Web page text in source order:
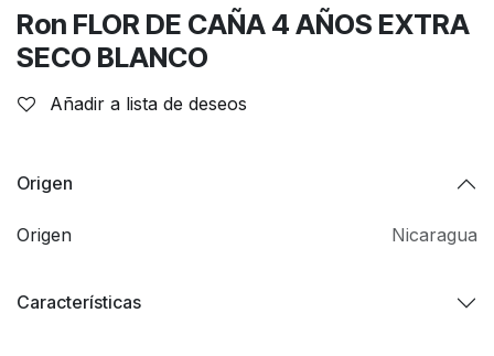
Ron FLOR DE CAÑA 4 AÑOS EXTRA
SECO BLANCO
Añadir a lista de deseos
Origen
Origen Nicaragua
Características